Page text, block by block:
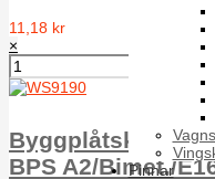
Pinnar
11,18 kr
×
Byggplåtskruv
BPS A2/Bimet./